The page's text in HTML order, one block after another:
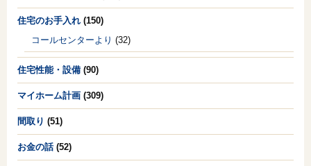
住宅のお手入れ (150)
コールセンターより (32)
住宅性能・設備 (90)
マイホーム計画 (309)
間取り (51)
お金の話(52)